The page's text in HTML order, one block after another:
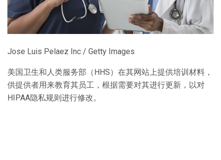
Jose Luis Pelaez Inc / Getty Images
美国卫生和人类服务部（HHS）在其网站上提供培训材料，
供提供者用来教育其员工，根据需要对其进行更新，以对
HIPAA隐私规则进行修改。